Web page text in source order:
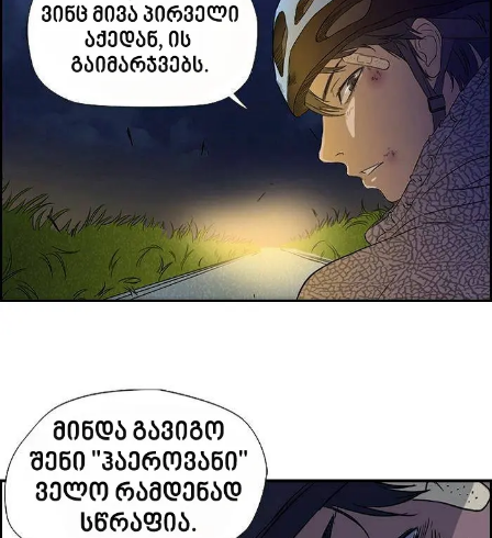
პაროლი: დაგავიწყდა პაროლი?
არ დაიმახსოვრო
შესვლა
კოდით შესვლა